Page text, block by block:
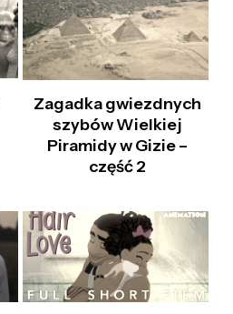
Zagadka gwiezdnych
szybów Wielkiej
Piramidy w Gizie –
część 2